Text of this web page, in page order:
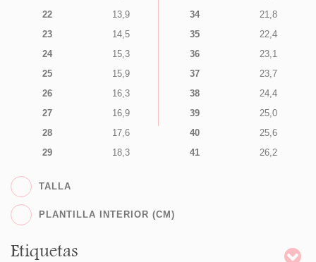
22
13,9
23
14,5
24
15,3
25
15,9
26
16,3
27
16,9
28
17,6
29
18,3
34
21,8
35
22,4
36
23,1
37
23,7
38
24,4
39
25,0
40
25,6
41
26,2
TALLA
PLANTILLA INTERIOR (CM)
Etiquetas